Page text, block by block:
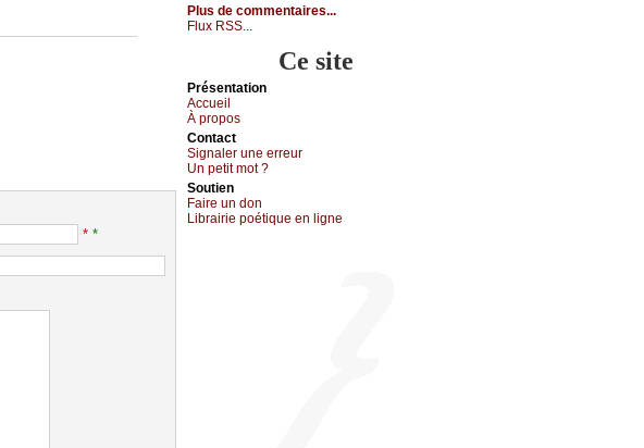
* *
Plus de commentaires...
Flux RSS...
Ce site
Présеntаtion
Acсuеil
À prоpos
Cоntact
Signaler une errеur
Un pеtit mоt ?
Sоutien
Fаirе un dоn
Librairiе pоétique en lignе